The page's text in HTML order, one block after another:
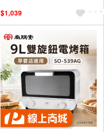
$1,039